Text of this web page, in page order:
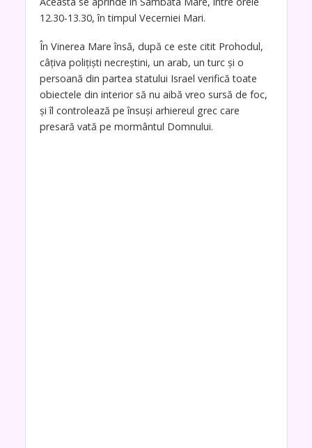
12.30-13.30, în timpul Vecerniei Mari.
În Vinerea Mare însă, după ce este citit Prohodul,
câțiva polițiști necreștini, un arab, un turc și o
persoană din partea statului Israel verifică toate
obiectele din interior să nu aibă vreo sursă de foc,
și îl controlează pe însuși arhiereul grec care
presară vată pe mormântul Domnului.